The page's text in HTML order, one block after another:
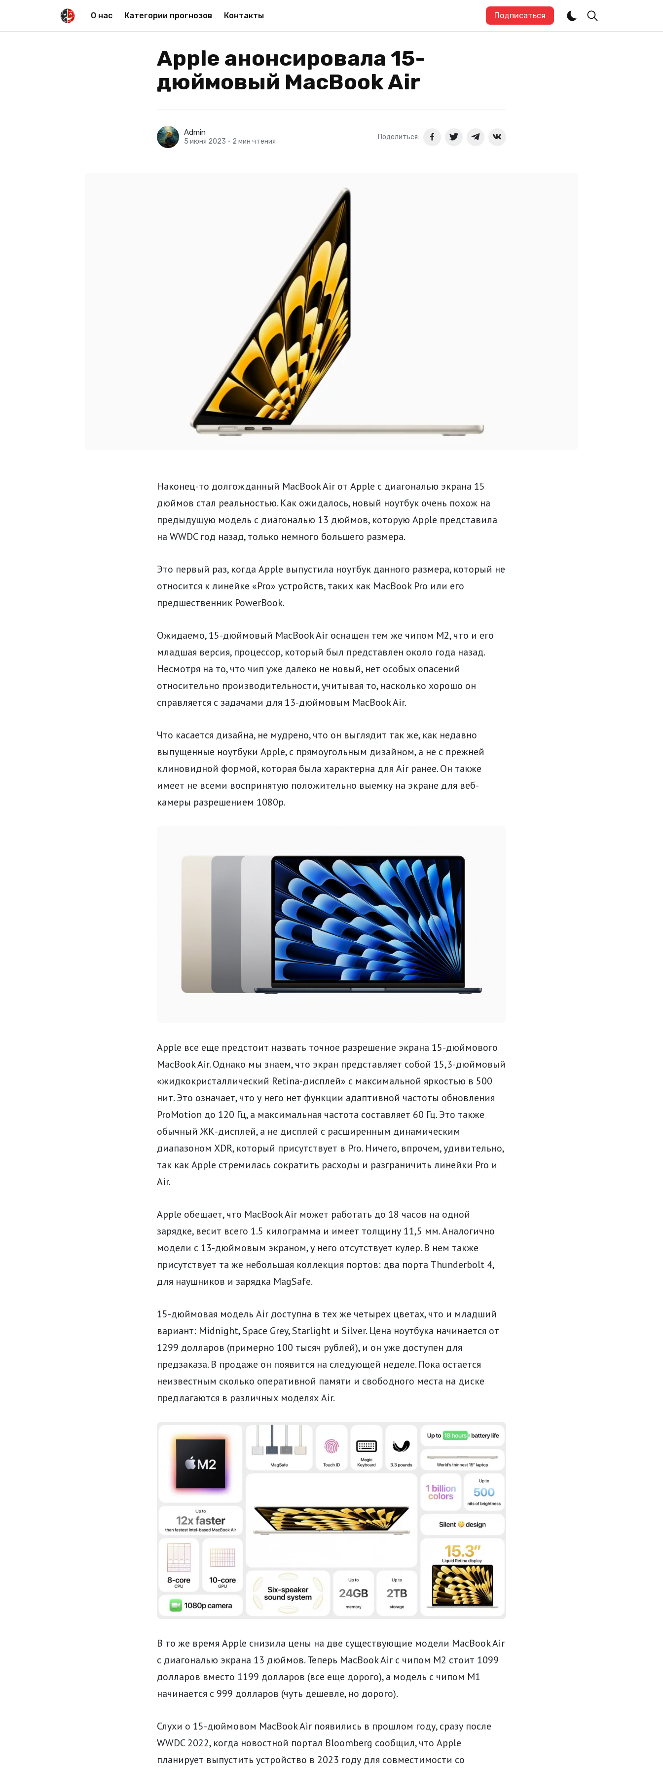
О нас Категории прогнозов Контакты Подписаться
Apple анонсировала 15-
дюймовый MacBook Air
Admin
5 июня 2023 • 2 мин чтения
Поделиться:
Наконец-то долгожданный MacBook Air от Apple с диагональю экрана 15
дюймов стал реальностью. Как ожидалось, новый ноутбук очень похож на
предыдущую модель с диагональю 13 дюймов, которую Apple представила
на WWDC год назад, только немного большего размера.
Это первый раз, когда Apple выпустила ноутбук данного размера, который не
относится к линейке «Pro» устройств, таких как MacBook Pro или его
предшественник PowerBook.
Ожидаемо, 15-дюймовый MacBook Air оснащен тем же чипом M2, что и его
младшая версия, процессор, который был представлен около года назад.
Несмотря на то, что чип уже далеко не новый, нет особых опасений
относительно производительности, учитывая то, насколько хорошо он
справляется с задачами для 13-дюймовым MacBook Air.
Что касается дизайна, не мудрено, что он выглядит так же, как недавно
выпущенные ноутбуки Apple, с прямоугольным дизайном, а не с прежней
клиновидной формой, которая была характерна для Air ранее. Он также
имеет не всеми воспринятую положительно выемку на экране для веб-
камеры разрешением 1080p.
Apple все еще предстоит назвать точное разрешение экрана 15-дюймового
MacBook Air. Однако мы знаем, что экран представляет собой 15,3-дюймовый
«жидкокристаллический Retina-дисплей» с максимальной яркостью в 500
нит. Это означает, что у него нет функции адаптивной частоты обновления
ProMotion до 120 Гц, а максимальная частота составляет 60 Гц. Это также
обычный ЖК-дисплей, а не дисплей с расширенным динамическим
диапазоном XDR, который присутствует в Pro. Ничего, впрочем, удивительно,
так как Apple стремилась сократить расходы и разграничить линейки Pro и
Air.
Apple обещает, что MacBook Air может работать до 18 часов на одной
зарядке, весит всего 1.5 килограмма и имеет толщину 11,5 мм. Аналогично
модели с 13-дюймовым экраном, у него отсутствует кулер. В нем также
присутствует та же небольшая коллекция портов: два порта Thunderbolt 4,
для наушников и зарядка MagSafe.
15-дюймовая модель Air доступна в тех же четырех цветах, что и младший
вариант: Midnight, Space Grey, Starlight и Silver. Цена ноутбука начинается от
1299 долларов (примерно 100 тысяч рублей), и он уже доступен для
предзаказа. В продаже он появится на следующей неделе. Пока остается
неизвестным сколько оперативной памяти и свободного места на диске
предлагаются в различных моделях Air.
В то же время Apple снизила цены на две существующие модели MacBook Air
с диагональю экрана 13 дюймов. Теперь MacBook Air с чипом M2 стоит 1099
долларов вместо 1199 долларов (все еще дорого), а модель с чипом M1
начинается с 999 долларов (чуть дешевле, но дорого).
Слухи о 15-дюймовом MacBook Air появились в прошлом году, сразу после
WWDC 2022, когда новостной портал Bloomberg сообщил, что Apple
планирует выпустить устройство в 2023 году для совместимости со